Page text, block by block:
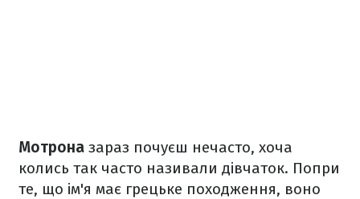
Мотрона зараз почуєш нечасто, хоча
колись так часто називали дівчаток. Попри
те, що ім'я має грецьке походження, воно